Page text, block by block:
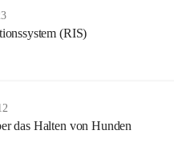
(RIS)
das Halten von Hunden